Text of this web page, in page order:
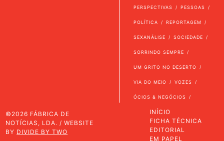
PERSPECTIVAS PESSOAS
POLÍTICA REPORTAGEM
SEXANÁLISE SOCIEDADE
SORRINDO SEMPRE
UM GRITO NO DESERTO
VIA DO MEIO VOZES
ÓCIOS & NEGÓCIOS
©2026 FÁBRICA DE
NOTÍCIAS, LDA. / WEBSITE
BY DIVIDE BY TWO
INÍCIO
FICHA TÉCNICA
EDITORIAL
EM PAPEL